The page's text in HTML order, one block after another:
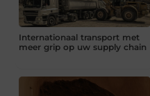
Internationaal transport met
meer grip op uw supply chain